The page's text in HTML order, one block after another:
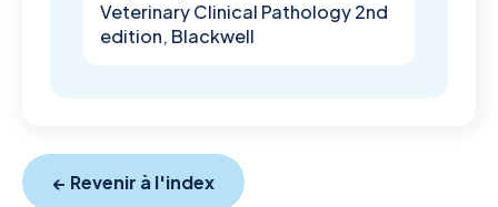
Veterinary Clinical Pathology 2nd
edition, Blackwell
← Revenir à l'index